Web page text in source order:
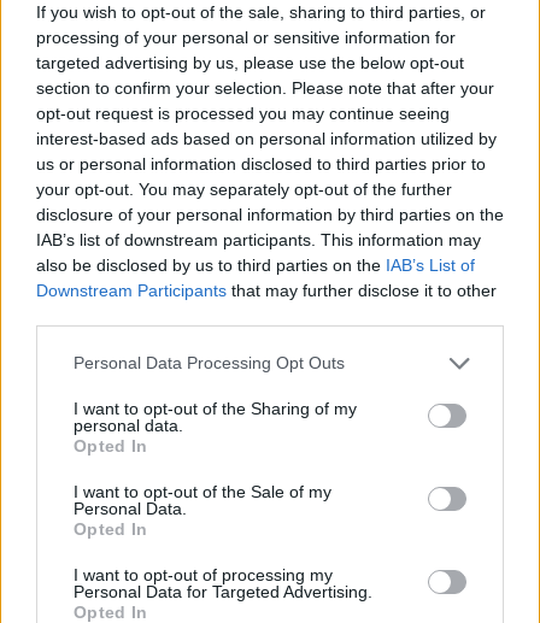
If you wish to opt-out of the sale, sharing to third parties, or
processing of your personal or sensitive information for
targeted advertising by us, please use the below opt-out
section to confirm your selection. Please note that after your
opt-out request is processed you may continue seeing
interest-based ads based on personal information utilized by
us or personal information disclosed to third parties prior to
your opt-out. You may separately opt-out of the further
disclosure of your personal information by third parties on the
IAB’s list of downstream participants. This information may
also be disclosed by us to third parties on the IAB’s List of
Downstream Participants that may further disclose it to other
Personal Data Processing Opt Outs
I want to opt-out of the Sharing of my
personal data.
Opted In
I want to opt-out of the Sale of my
Personal Data.
Opted In
I want to opt-out of processing my
Personal Data for Targeted Advertising.
Opted In
Do
13.8.
22:45
-
23:35
Verbissen
Beissl ist auf den Hund gekommen. „Spezl“ sei etwas
steht jedoch unter Schock. Sein Herrchen wurde
einem Spaten. Werner Murrer, Begründer und...
ermittelt
Serie/ Krimiserie
Do
13.8.
22:45
-
Verbissen
Beissl ist auf den Hund gekommen. „Spezl“ sei etwas
steht jedoch unter Schock. Sein Herrchen wurde
einem Spaten. Werner Murrer, Begründer und...
ermittelt SR
Der Kroatien-Krimi
Der Henker
In einem Auto findet die Polizei die Leiche eines Beamten
mit der Aufschrift „Korruptes Schwein!“ führt...
Der
Reihe/ Krimireihe